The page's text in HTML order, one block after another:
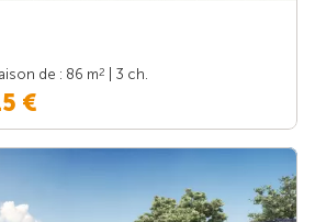
de : 86 m2
| 3 ch.
€